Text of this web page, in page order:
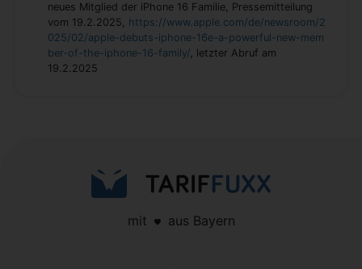
neues Mitglied der iPhone 16 Familie, Pressemitteilung
vom 19.2.2025, https://www.apple.com/de/newsroom/2
025/02/apple-debuts-iphone-16e-a-powerful-new-mem
ber-of-the-iphone-16-family/, letzter Abruf am
19.2.2025
mit aus Bayern